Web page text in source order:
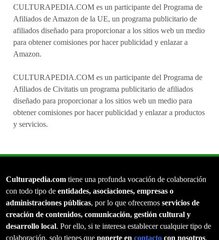
CULTURAPEDIA.COM es un participante del Programa de
Afiliados de Amazon de la UE, un programa publicitario de
afiliados diseñado para proporcionar a los sitios web un medio
para obtener comisiones por hacer publicidad y enlazar a
Amazon.
CULTURAPEDIA.COM es un participante del Programa de
Afiliados de Civitatis un programa publicitario de afiliados
diseñado para proporcionar a los sitios web un medio para
obtener comisiones por hacer publicidad y enlazar a productos
y servicios.
Culturapedia.com tiene una profunda vocación de colaboración
con todo tipo de entidades, asociaciones, empresas o
administraciones públicas, por lo que ofrecemos servicios de
creación de contenidos, comunicación, gestión cultural y
desarrollo local. Por ello, si te interesa establecer cualquier tipo de
colaboración, solo tienes que ponerte en contacto con nosotros.